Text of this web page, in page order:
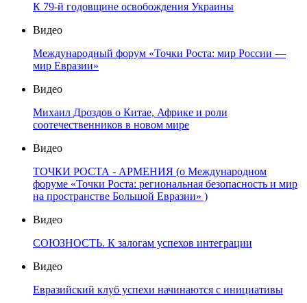
К 79-й годовщине освобождения Украины
Видео
Международный форум «Точки Роста: мир России —
мир Евразии»
Видео
Михаил Дроздов о Китае, Африке и роли
соотечественников в новом мире
Видео
ТОЧКИ РОСТА - АРМЕНИЯ (о Международном
форуме «Точки Роста: региональная безопасность и мир
на пространстве Большой Евразии» )
Видео
СОЮЗНОСТЬ. К залогам успехов интеграции
Видео
Евразийский клуб успехи начинаются с инициативы